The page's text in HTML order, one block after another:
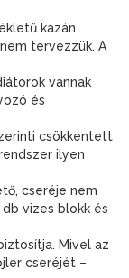
kazán
tervezzük. A
vannak
és
csökkentett
ilyen
cseréje nem
vizes blokk és
Mivel az
cseréjét –